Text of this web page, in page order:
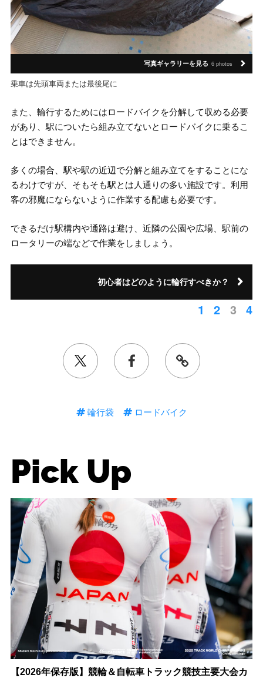
写真ギャラリーを見る 6 photos
乗車は先頭車両または最後尾に
また、輪行するためにはロードバイクを分解して収める必要
があり、駅についたら組み立てないとロードバイクに乗るこ
とはできません。
多くの場合、駅や駅の近辺で分解と組み立てをすることにな
るわけですが、そもそも駅とは人通りの多い施設です。利用
客の邪魔にならないように作業する配慮も必要です。
できるだけ駅構内や通路は避け、近隣の公園や広場、駅前の
ロータリーの端などで作業をしましょう。
初心者はどのように輪行すべきか？
1 2 3 4
輪行袋 ロードバイク
Pick Up
【2026年保存版】競輪＆自転車トラック競技主要大会カ